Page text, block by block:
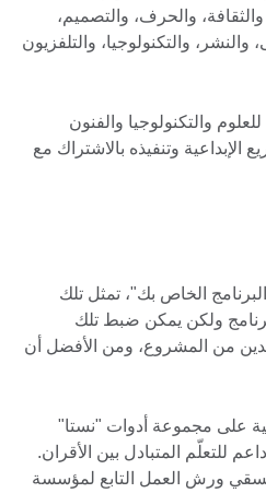
والحرف، والتصميم،
والنشر، والتكنولوجيا، والتلفزيون
والتكنولوجيا والفنون
الإبداعية وتنفيذه بالاشتراك مع
الخاص بك"، تمثل تلك
ولكن يمكن ضبط تلك
من المشروع، ومن الأفضل أن
على مجموعة أدوات "نستا"
للتعلّم المتبادل بين الأقران.
ورش العمل التابع لمؤسسة